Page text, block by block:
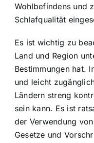
Wohlbefindens und
Schlafqualität
Es ist wichtig zu
Land und Region
Bestimmungen hat.
und leicht
Ländern streng
sein kann. Es ist
der Verwendung
Gesetze und